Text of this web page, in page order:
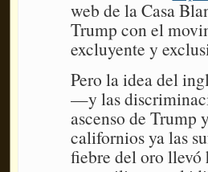
web de la Casa
Trump con el
excluyente y
Pero la idea del
—y las
ascenso de
californios ya las
fiebre del oro llevó